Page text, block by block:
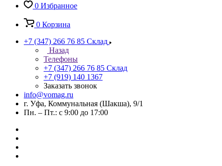
0 Избранное
0 Корзина
+7 (347) 266 76 85 Склад
Назад
Телефоны
+7 (347) 266 76 85 Склад
+7 (919) 140 1367
Заказать звонок
info@vomag.ru
г. Уфа, Коммунальная (Шакша), 9/1
Пн. – Пт.: с 9:00 до 17:00